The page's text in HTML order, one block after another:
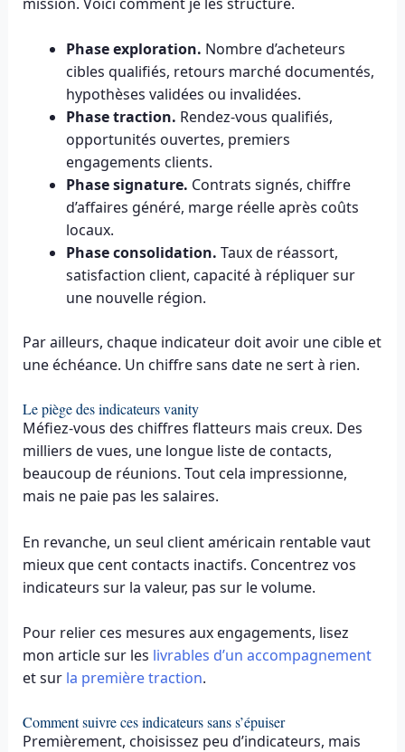
Phase exploration. Nombre d’acheteurs
cibles qualifiés, retours marché documentés,
hypothèses validées ou invalidées.
Phase traction. Rendez-vous qualifiés,
opportunités ouvertes, premiers
engagements clients.
Phase signature. Contrats signés, chiffre
d’affaires généré, marge réelle après coûts
locaux.
Phase consolidation. Taux de réassort,
satisfaction client, capacité à répliquer sur
une nouvelle région.
Par ailleurs, chaque indicateur doit avoir une cible et
une échéance. Un chiffre sans date ne sert à rien.
Le piège des indicateurs vanity
Méfiez-vous des chiffres flatteurs mais creux. Des
milliers de vues, une longue liste de contacts,
beaucoup de réunions. Tout cela impressionne,
mais ne paie pas les salaires.
En revanche, un seul client américain rentable vaut
mieux que cent contacts inactifs. Concentrez vos
indicateurs sur la valeur, pas sur le volume.
Pour relier ces mesures aux engagements, lisez
mon article sur les livrables d’un accompagnement
et sur la première traction.
Comment suivre ces indicateurs sans s’épuiser
Premièrement, choisissez peu d’indicateurs, mais